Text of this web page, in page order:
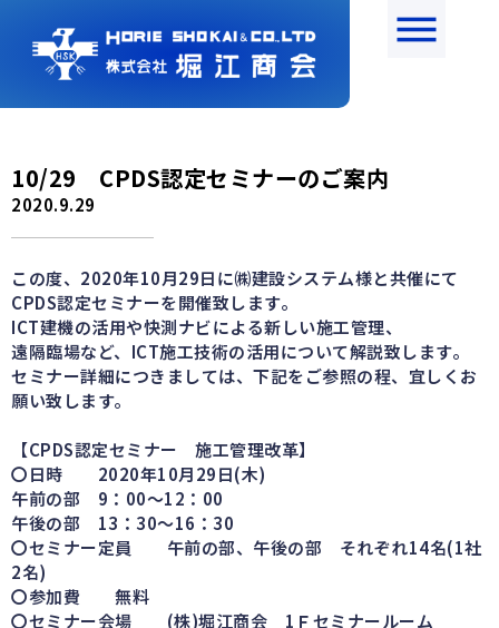
10/29 CPDS認定セミナーのご案内
2020.9.29
この度、2020年10月29日に㈱建設システム様と共催にて
CPDS認定セミナーを開催致します。
ICT建機の活用や快測ナビによる新しい施工管理、
遠隔臨場など、ICT施工技術の活用について解説致します。
セミナー詳細につきましては、下記をご参照の程、宜しくお
願い致します。
【CPDS認定セミナー 施工管理改革】
〇日時 2020年10月29日(木)
午前の部 9：00～12：00
午後の部 13：30～16：30
〇セミナー定員 午前の部、午後の部 それぞれ14名(1社
2名)
〇参加費 無料
〇セミナー会場 (株)堀江商会 1Ｆセミナールーム